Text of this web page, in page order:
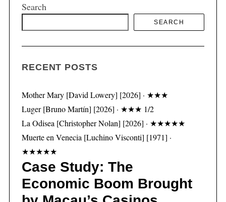
Search
SEARCH
RECENT POSTS
Mother Mary [David Lowery] [2026] · ★★★
Luger [Bruno Martín] [2026] · ★★★ 1/2
La Odisea [Christopher Nolan] [2026] · ★★★★★
Muerte en Venecia [Luchino Visconti] [1971] ·
★★★★★
Case Study: The
Economic Boom Brought
a
c
f
r
: